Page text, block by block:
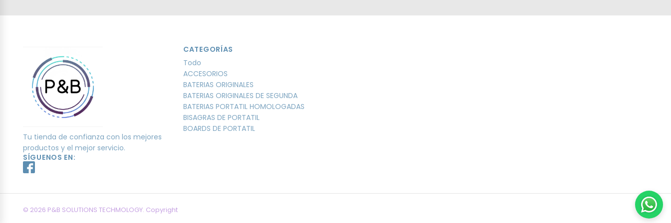
Tu tienda de confianza con los mejores
productos y el mejor servicio.
SÍGUENOS EN:
CATEGORÍAS
Todo
ACCESORIOS
BATERIAS ORIGINALES
BATERIAS ORIGINALES DE SEGUNDA
BATERIAS PORTATIL HOMOLOGADAS
BISAGRAS DE PORTATIL
BOARDS DE PORTATIL
© 2026 P&B SOLUTIONS TECHMOLOGY. Copyright